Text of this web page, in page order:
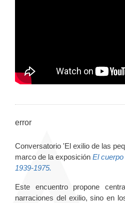
error
Conversatorio 'El exilio de las
marco de la exposición El
1939-1975.
Este encuentro propone
narraciones del exilio, sino en